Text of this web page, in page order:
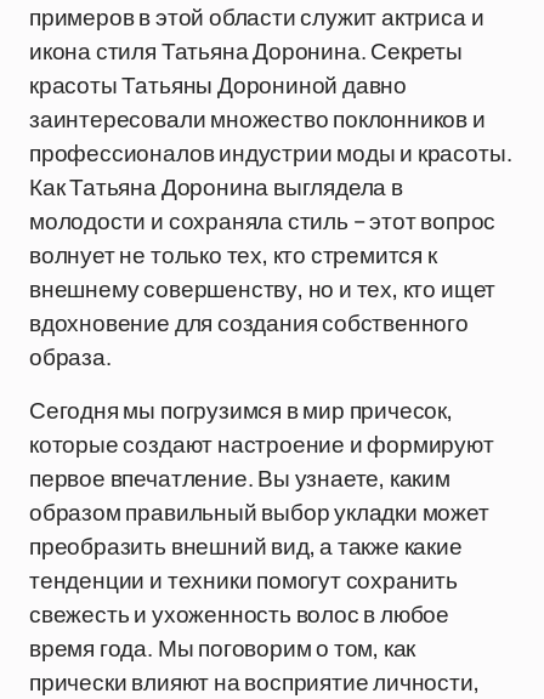
примеров в этой области служит актриса и
икона стиля Татьяна Доронина. Секреты
красоты Татьяны Дорониной давно
заинтересовали множество поклонников и
профессионалов индустрии моды и красоты.
Как Татьяна Доронина выглядела в
молодости и сохраняла стиль – этот вопрос
волнует не только тех, кто стремится к
внешнему совершенству, но и тех, кто ищет
вдохновение для создания собственного
образа.
Сегодня мы погрузимся в мир причесок,
которые создают настроение и формируют
первое впечатление. Вы узнаете, каким
образом правильный выбор укладки может
преобразить внешний вид, а также какие
тенденции и техники помогут сохранить
свежесть и ухоженность волос в любое
время года. Мы поговорим о том, как
прически влияют на восприятие личности,